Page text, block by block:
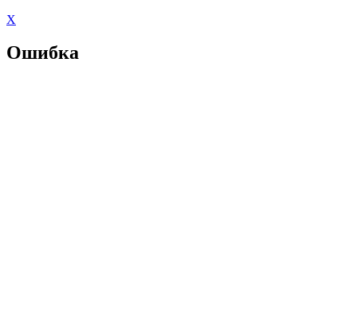
X
Ошибка